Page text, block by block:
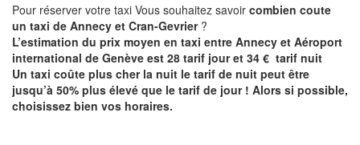
Pour réserver votre taxi Vous souhaitez savoir combien coute
un taxi de Annecy et Cran-Gevrier?
L’estimation du prix moyen en taxi entre Annecy et Aéroport
international de Genève est 28 tarif jour et 34 € tarif nuit
Un taxi coûte plus cher la nuit le tarif de nuit peut être
jusqu’à 50% plus élevé que le tarif de jour ! Alors si possible,
choisissez bien vos horaires.